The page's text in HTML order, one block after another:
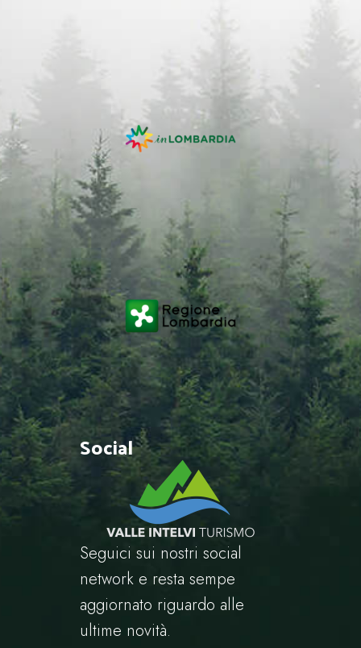
Social
Seguici sui nostri social
network e resta sempe
aggiornato riguardo alle
ultime novità.